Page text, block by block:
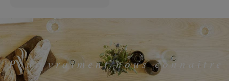
Pour vraiment nous connaitre